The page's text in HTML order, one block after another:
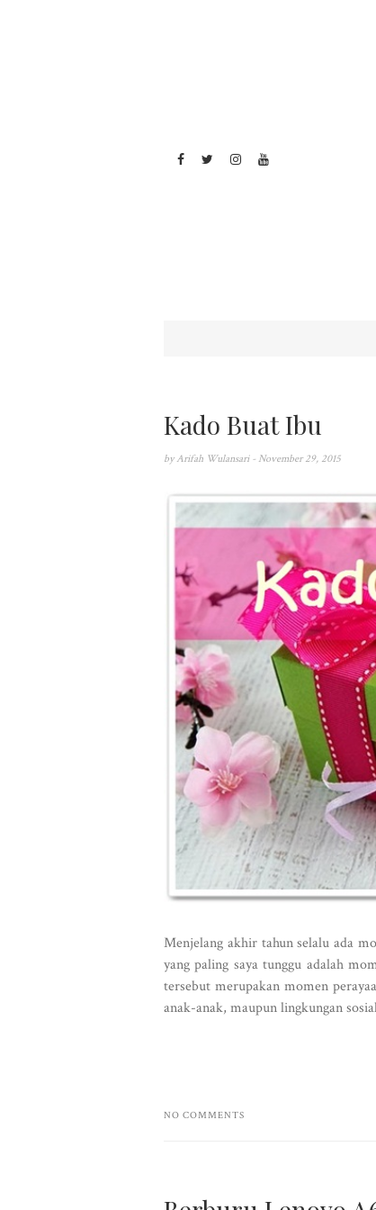
Kado Buat Ibu
by Arifah Wulansari - November 29, 2015
Menjelang akhir tahun selalu ada
yang paling saya tunggu adalah
tersebut merupakan momen
anak-anak, maupun lingkungan
NO COMMENTS